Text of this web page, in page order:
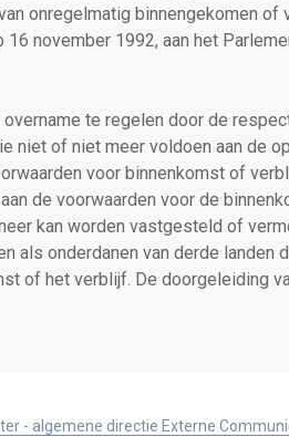
onregelmatig binnengekomen of
november 1992, aan het
te regelen door de
niet of niet meer voldoen aan de
voor binnenkomst of
de voorwaarden voor de
kan worden vastgesteld of
als onderdanen van derde landen
of het verblijf. De doorgeleiding
- algemene directie Externe